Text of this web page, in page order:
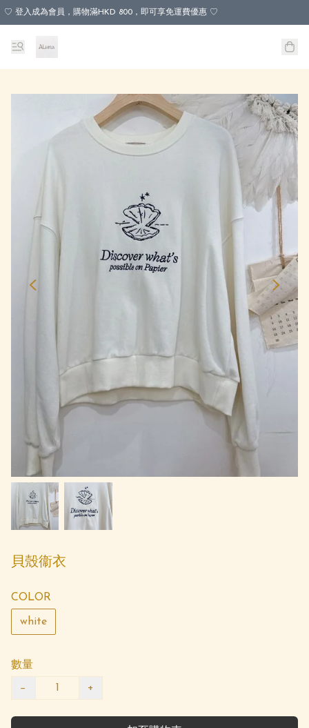
♡ 登入成為會員，購物滿HKD 800，即可享免運費優惠 ♡
貝殼衞衣
COLOR
white
數量
− +